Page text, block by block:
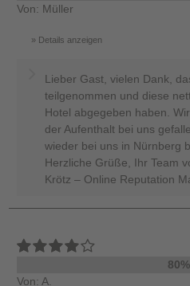
Von: Müller
Details anzeigen
Lieber Gast, vielen Dank,
teilgenommen und diese
Hotel abgegeben haben.
der Aufenthalt bei uns
wieder bei uns in Nürnberg
Herzliche Grüße, Ihr Team
Krötz – Online Reputation
80%
Von: A.